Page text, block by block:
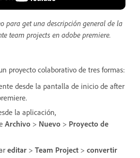
para get una descripción general de la
team projects en adobe premiere.
proyecto colaborativo de tres formas:
desde la pantalla de inicio de after
la aplicación,
Archivo > Nuevo > Proyecto de
editar > Team Project > convertir